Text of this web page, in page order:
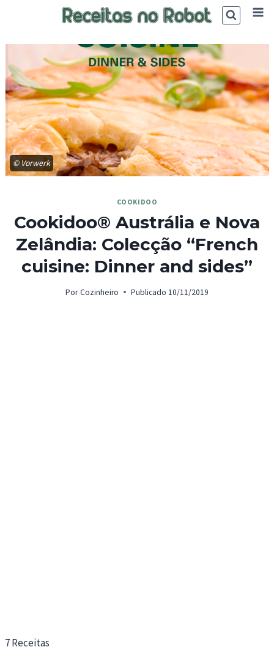
© Vorwerk
COOKIDOO
Cookidoo® Austrália e Nova
Zelândia: Colecção “French
cuisine: Dinner and sides”
Por Cozinheiro Publicado 10/11/2019
7 Receitas